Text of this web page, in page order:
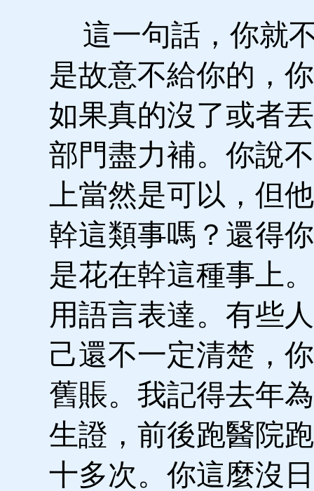
這一句話，你就
是故意不給你的，
如果真的沒了或者
部門盡力補。你說
上當然是可以，但
幹這類事嗎？還得
是花在幹這種事上
用語言表達。有些
己還不一定清楚，
舊賬。我記得去年
生證，前後跑醫院
十多次。你這麼沒